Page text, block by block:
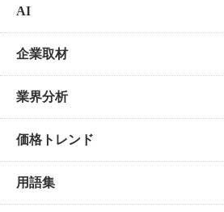
AI
企業取材
業界分析
価格トレンド
用語集